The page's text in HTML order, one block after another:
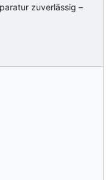
zuverlässig –